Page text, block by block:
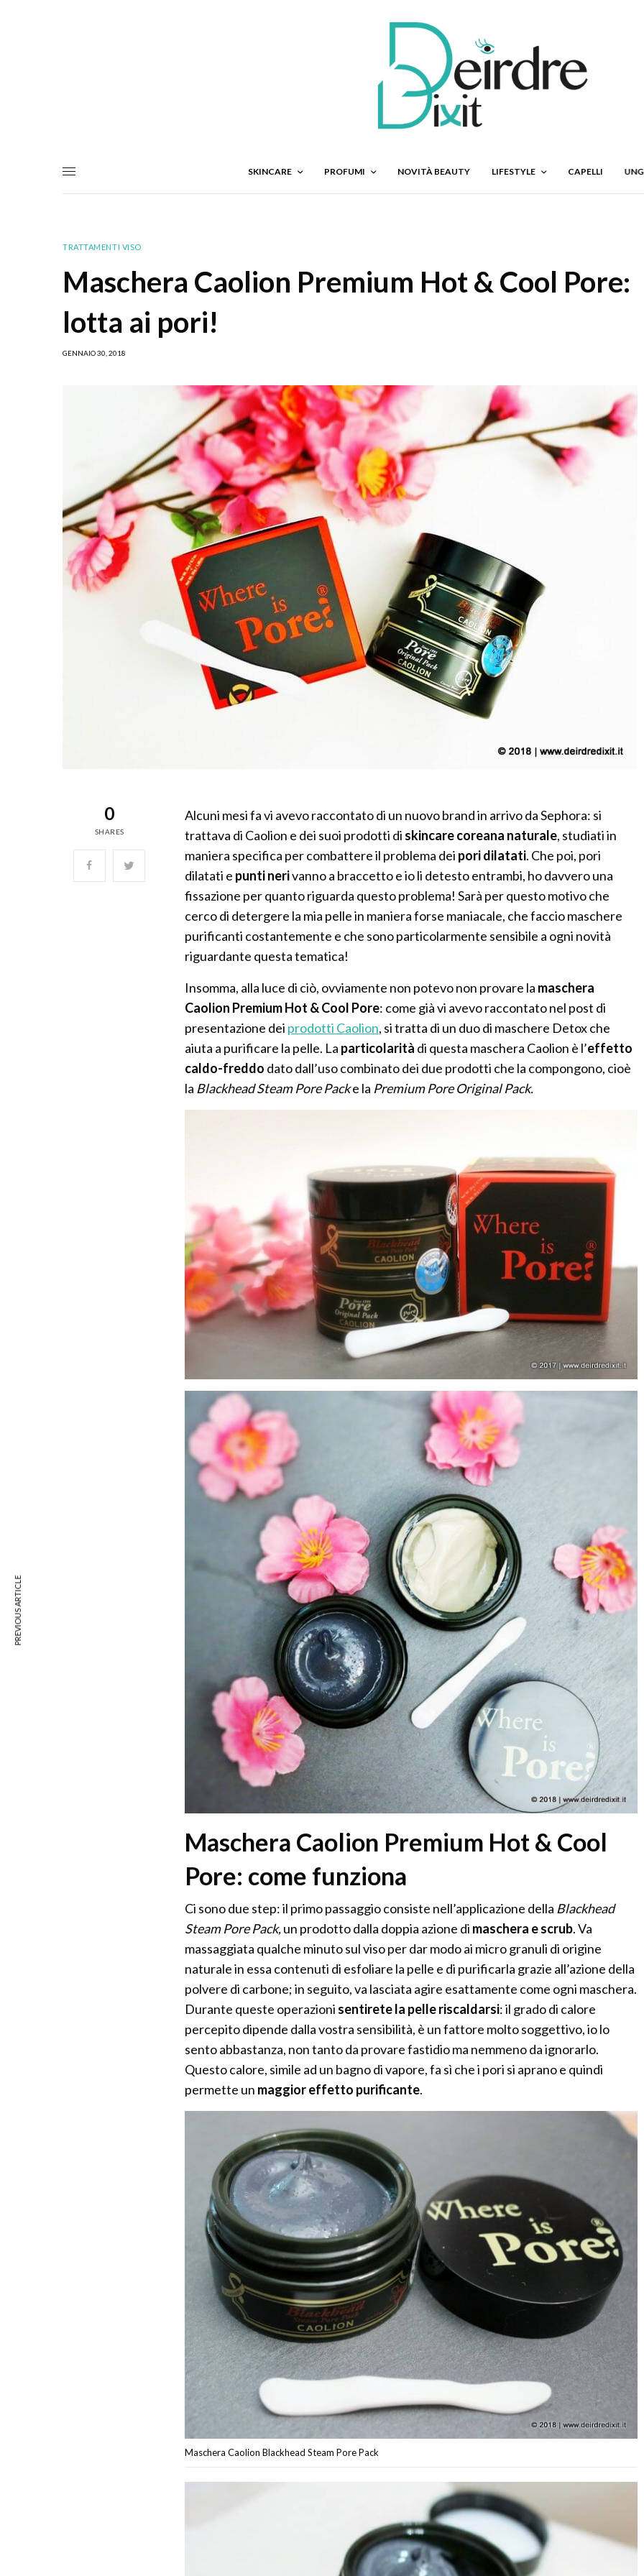
SKINCARE PROFUMI NOVITÀ BEAUTY LIFESTYLE CAPELLI
TRATTAMENTI VISO
Maschera Caolion Premium Hot & Cool Pore:
lotta ai pori!
GENNAIO 30, 2018
0
SHARES
Alcuni mesi fa vi avevo raccontato di un nuovo brand in arrivo da Sephora: si
trattava di Caolion e dei suoi prodotti di skincare coreana naturale, studiati in
maniera specifica per combattere il problema dei pori dilatati. Che poi, pori
dilatati e punti nerivanno a braccetto e io li detesto entrambi, ho davvero una
fissazione per quanto riguarda questo problema! Sarà per questo motivo che
cerco di detergere la mia pelle in maniera forse maniacale, che faccio maschere
purificanti costantemente e che sono particolarmente sensibile a ogni novità
riguardante questa tematica!
Insomma, alla luce di ciò, ovviamente non potevo non provare la maschera
Caolion Premium Hot & Cool Pore: come già vi avevo raccontato nel post di
presentazione dei prodotti Caolion, si tratta di un duo di maschere Detox che
aiuta a purificare la pelle. La particolarità di questa maschera Caolion è l’effetto
caldo-freddo dato dall’uso combinato dei due prodotti che la compongono, cioè
la Blackhead Steam Pore Packe la Premium Pore Original Pack.
Maschera Caolion Premium Hot & Cool
Pore: come funziona
Ci sono due step: il primo passaggio consiste nell’applicazione della Blackhead
Steam Pore Pack,un prodotto dalla doppia azione di maschera e scrub. Va
massaggiata qualche minuto sul viso per dar modo ai micro granuli di origine
naturale in essa contenuti di esfoliare la pelle e di purificarla grazie all’azione della
polvere di carbone; in seguito, va lasciata agire esattamente come ogni maschera.
Durante queste operazioni sentirete la pelle riscaldarsi: il grado di calore
percepito dipende dalla vostra sensibilità, è un fattore molto soggettivo, io lo
sento abbastanza, non tanto da provare fastidio ma nemmeno da ignorarlo.
Questo calore, simile ad un bagno di vapore, fa sì che i pori si aprano e quindi
permette un maggior effetto purificante.
Maschera Caolion Blackhead Steam Pore Pack
PREVIOUS ARTICLE